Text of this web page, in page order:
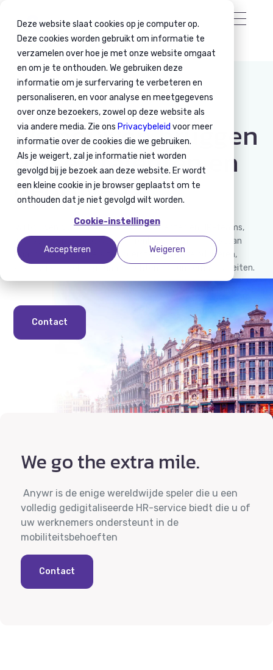
Deze website slaat cookies op je computer op.
Deze cookies worden gebruikt om informatie te
verzamelen over hoe je met onze website omgaat
en om je te onthouden. We gebruiken deze
informatie om je surfervaring te verbeteren en
personaliseren, en voor analyse en meetgegevens
over onze bezoekers, zowel op deze website als
via andere media. Zie ons Privacybeleid voor meer
informatie over de cookies die we gebruiken.
Als je weigert, zal je informatie niet worden
gevolgd bij je bezoek aan deze website. Er wordt
een kleine cookie in je browser geplaatst om te
onthouden dat je niet gevolgd wilt worden.
Cookie-instellingen
Accepteren Weigeren
We bouwen bruggen
tussen talenten en
bedrijven
Wij bouwen duurzame relaties met talenten en HR-teams,
gebaseerd op vertrouwen en jarenlange ervaring. Wij staan
klaar om onze partners te ondersteunen en te adviseren,
zodat zij zich volledig kunnen richten op hun kernactiviteiten.
Contact
We go the extra mile.
Anywr is de enige wereldwijde speler die u een
volledig gedigitaliseerde HR-service biedt die u of
uw werknemers ondersteunt in de
mobiliteitsbehoeften
Contact